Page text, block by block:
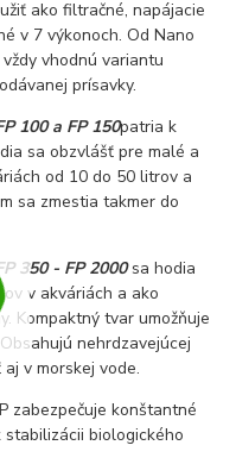
ako filtračné, napájacie
v 7 výkonoch. Od Nano
vhodnú variantu
prísavky.
100 a FP 150patria k
sa obzvlášť pre malé a
od 10 do 50 litrov a
sa zmestia takmer do
350 - FP 2000sa hodia
v akváriách a ako
Kompaktný tvar umožňuje
nehrdzavejúcej
v morskej vode.
zabezpečuje konštantné
biologického